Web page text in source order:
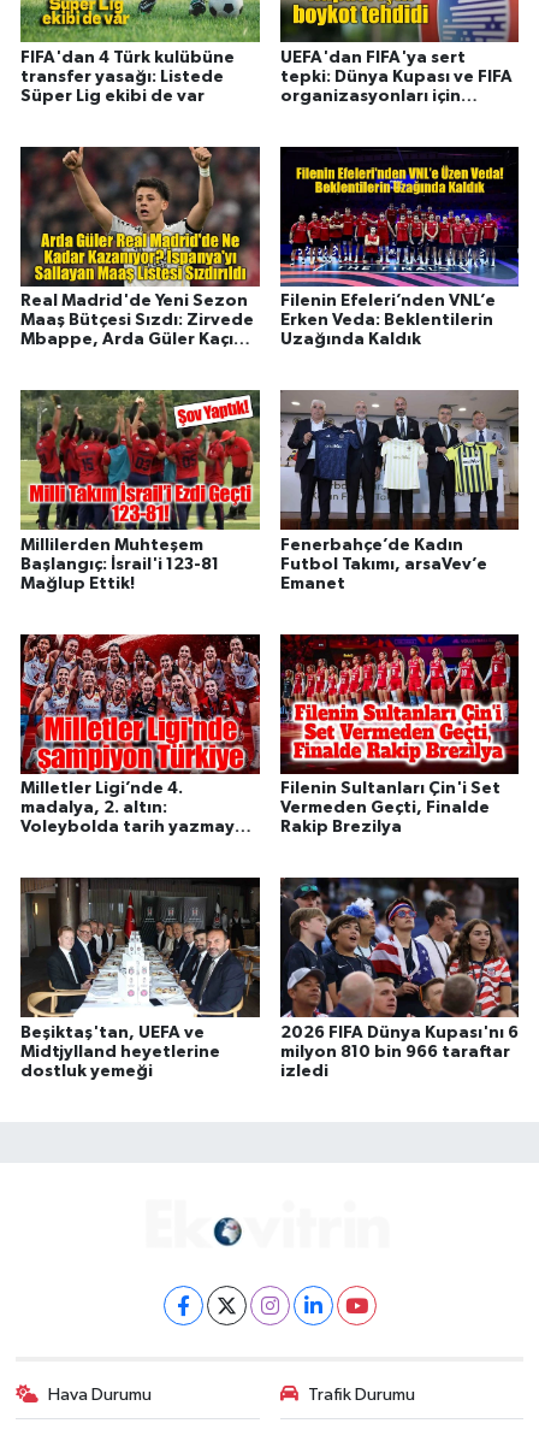
FIFA'dan 4 Türk kulübüne
transfer yasağı: Listede
Süper Lig ekibi de var
UEFA'dan FIFA'ya sert
tepki: Dünya Kupası ve FIFA
organizasyonları için
Real Madrid'de Yeni Sezon
Maaş Bütçesi Sızdı: Zirvede
Mbappe, Arda Güler Kaçıncı
Filenin Efeleri’nden VNL’e
Erken Veda: Beklentilerin
Uzağında Kaldık
Millilerden Muhteşem
Başlangıç: İsrail'i 123-81
Mağlup Ettik!
Fenerbahçe’de Kadın
Futbol Takımı, arsaVev’e
Emanet
Milletler Ligi’nde 4.
madalya, 2. altın:
Voleybolda tarih yazmaya
Filenin Sultanları Çin'i Set
Vermeden Geçti, Finalde
Rakip Brezilya
Beşiktaş'tan, UEFA ve
Midtjylland heyetlerine
dostluk yemeği
2026 FIFA Dünya Kupası'nı 6
milyon 810 bin 966 taraftar
izledi
Hava Durumu Trafik Durumu